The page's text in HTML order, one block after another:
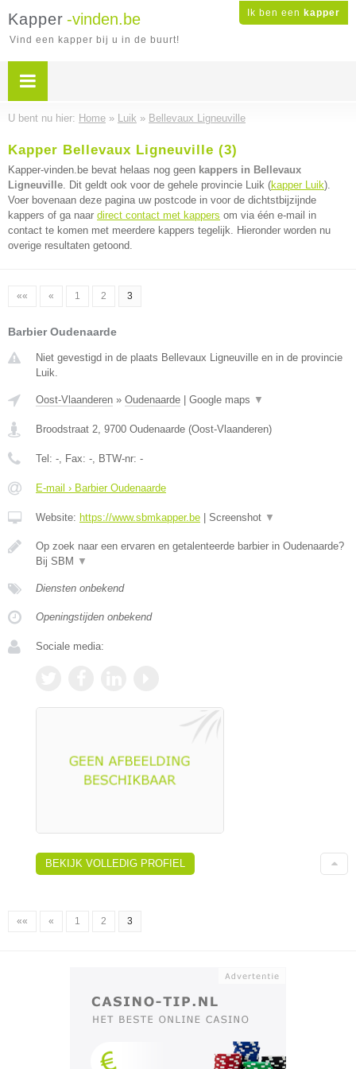
Ik ben een kapper
Kapper -vinden.be
Vind een kapper bij u in de buurt!
U bent nu hier: Home » Luik » Bellevaux Ligneuville
Kapper Bellevaux Ligneuville (3)
Kapper-vinden.be bevat helaas nog geen kappers in Bellevaux
Ligneuville. Dit geldt ook voor de gehele provincie Luik (kapper Luik).
Voer bovenaan deze pagina uw postcode in voor de dichtstbijzijnde
kappers of ga naar direct contact met kappers om via één e-mail in
contact te komen met meerdere kappers tegelijk. Hieronder worden nu
overige resultaten getoond.
«« « 1 2 3
Barbier Oudenaarde
Niet gevestigd in de plaats Bellevaux Ligneuville en in de provincie
Luik.
Oost-Vlaanderen » Oudenaarde Google maps ▼
Broodstraat 2, 9700 Oudenaarde (Oost-Vlaanderen)
Tel: -, Fax: -, BTW-nr: -
E-mail › Barbier Oudenaarde
Website: https://www.sbmkapper.be Screenshot ▼
Op zoek naar een ervaren en getalenteerde barbier in Oudenaarde?
Bij SBM ▼
Diensten onbekend
Openingstijden onbekend
Sociale media:
BEKIJK VOLLEDIG PROFIEL
«« « 1 2 3